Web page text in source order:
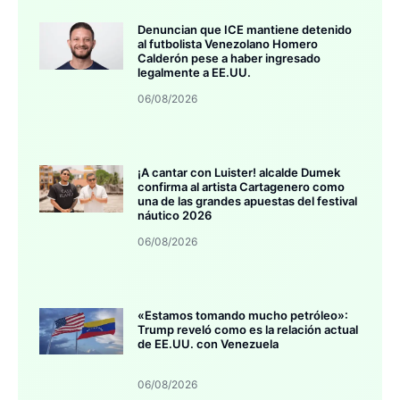
Denuncian que ICE mantiene detenido
al futbolista Venezolano Homero
Calderón pese a haber ingresado
legalmente a EE.UU.
06/08/2026
¡A cantar con Luister! alcalde Dumek
confirma al artista Cartagenero como
una de las grandes apuestas del festival
náutico 2026
06/08/2026
«Estamos tomando mucho petróleo»:
Trump reveló como es la relación actual
de EE.UU. con Venezuela
06/08/2026